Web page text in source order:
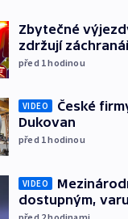
Zbytečné
zdržují
před 1hodinou
VIDEO
České
Dukovan
před 1hodinou
VIDEO
dostupným,